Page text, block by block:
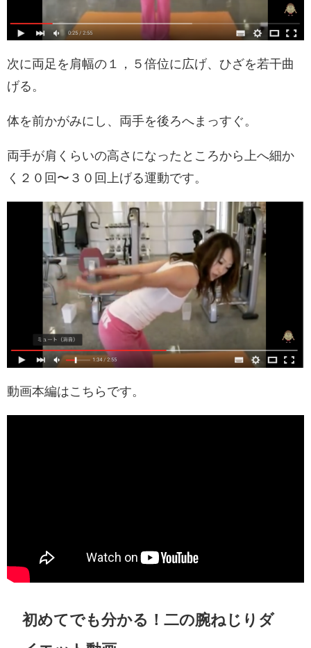
次に両足を肩幅の１，５倍位に広げ、ひざを若干曲
げる。
体を前かがみにし、両手を後ろへまっすぐ。
両手が肩くらいの高さになったところから上へ細か
く２０回〜３０回上げる運動です。
動画本編はこちらです。
初めてでも分かる！二の腕ねじりダ